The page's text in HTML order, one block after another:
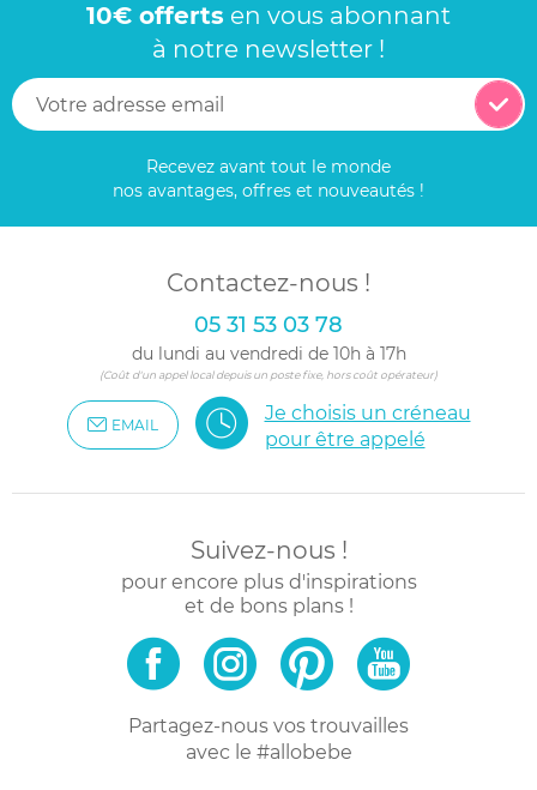
10€ offerts en vous abonnant
à notre newsletter !
Recevez avant tout le monde
nos avantages, offres et nouveautés !
Contactez-nous !
05 31 53 03 78
du lundi au vendredi de 10h à 17h
(Coût d'un appel local depuis un poste fixe, hors coût opérateur)
EMAIL
Je choisis un créneau
pour être appelé
Suivez-nous !
pour encore plus d'inspirations
et de bons plans !
Partagez-nous vos trouvailles
avec le #allobebe